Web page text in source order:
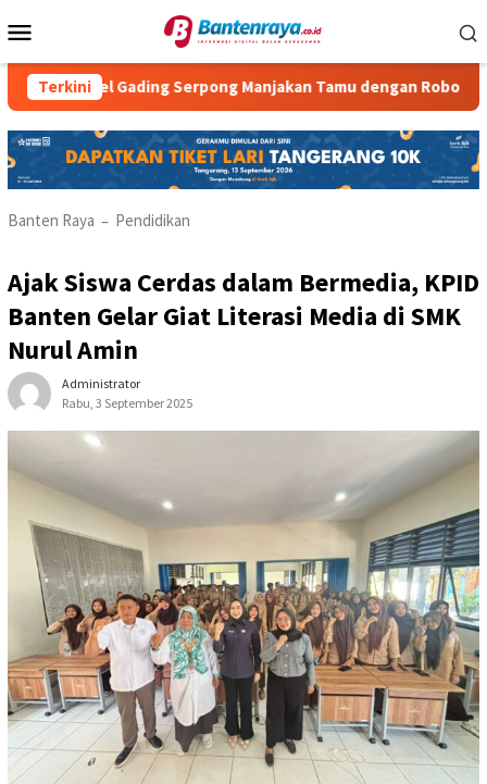
ke
Mobile
Terkini
Gading Serpong Manjakan Tamu dengan Robot Waiter
Banten Raya – Pendidikan
Ajak Siswa Cerdas dalam Bermedia, KPID
Banten Gelar Giat Literasi Media di SMK
Nurul Amin
Administrator
Rabu, 3 September 2025